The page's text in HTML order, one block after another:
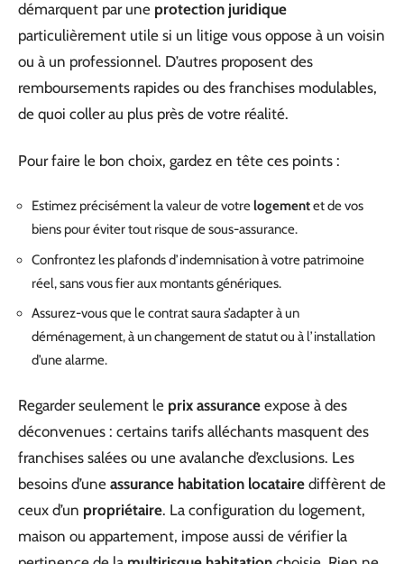
démarquent par une protection juridique
particulièrement utile si un litige vous oppose à un voisin
ou à un professionnel. D’autres proposent des
remboursements rapides ou des franchises modulables,
de quoi coller au plus près de votre réalité.
Pour faire le bon choix, gardez en tête ces points :
Estimez précisément la valeur de votrelogementet de vos
biens pour éviter tout risque de sous-assurance.
Confrontez les plafonds d’indemnisation à votre patrimoine
réel, sans vous fier aux montants génériques.
Assurez-vous que le contrat saura s’adapter à un
déménagement, à un changement de statut ou à l’installation
d’une alarme.
Regarder seulement le prix assurance expose à des
déconvenues : certains tarifs alléchants masquent des
franchises salées ou une avalanche d’exclusions. Les
besoins d’une assurance habitation locataire diffèrent de
ceux d’un propriétaire. La configuration du logement,
maison ou appartement, impose aussi de vérifier la